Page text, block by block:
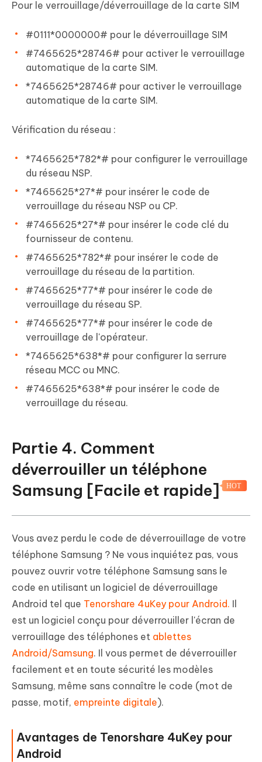
Pour le verrouillage/déverrouillage de la carte SIM
#0111*0000000# pour le déverrouillage SIM
#7465625*28746# pour activer le verrouillage
automatique de la carte SIM.
*7465625*28746# pour activer le verrouillage
automatique de la carte SIM.
Vérification du réseau :
*7465625*782*# pour configurer le verrouillage
du réseau NSP.
*7465625*27*# pour insérer le code de
verrouillage du réseau NSP ou CP.
#7465625*27*# pour insérer le code clé du
fournisseur de contenu.
#7465625*782*# pour insérer le code de
verrouillage du réseau de la partition.
#7465625*77*# pour insérer le code de
verrouillage du réseau SP.
#7465625*77*# pour insérer le code de
verrouillage de l'opérateur.
*7465625*638*# pour configurer la serrure
réseau MCC ou MNC.
#7465625*638*# pour insérer le code de
verrouillage du réseau.
Partie 4. Comment
déverrouiller un téléphone
Samsung [Facile et rapide] HOT
Vous avez perdu le code de déverrouillage de votre
téléphone Samsung ? Ne vous inquiétez pas, vous
pouvez ouvrir votre téléphone Samsung sans le
code en utilisant un logiciel de déverrouillage
Android tel que Tenorshare 4uKey pour Android. Il
est un logiciel conçu pour déverrouiller l'écran de
verrouillage des téléphones et ablettes
Android/Samsung. Il vous permet de déverrouiller
facilement et en toute sécurité les modèles
Samsung, même sans connaître le code (mot de
passe, motif, empreinte digitale).
Avantages de Tenorshare 4uKey pour
Android